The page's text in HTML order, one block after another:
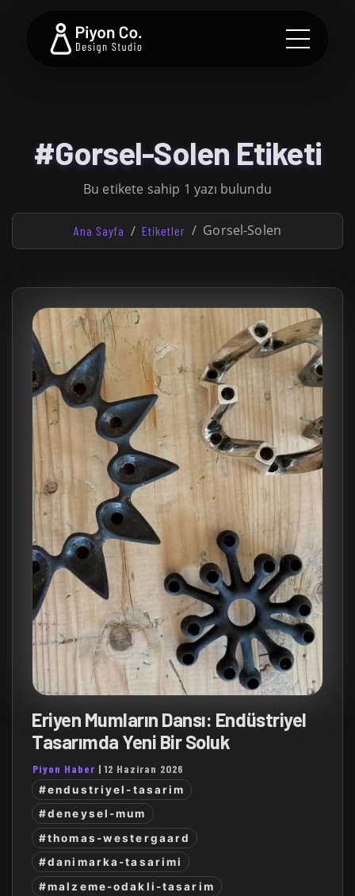
#Gorsel-Solen Etiketi
Bu etikete sahip 1 yazı bulundu
Ana Sayfa Etiketler Gorsel-Solen
Eriyen Mumların Dansı: Endüstriyel
Tasarımda Yeni Bir Soluk
Piyon Haber |12 Haziran 2026
#endustriyel-tasarim
#deneysel-mum
#thomas-westergaard
#danimarka-tasarimi
#malzeme-odakli-tasarim